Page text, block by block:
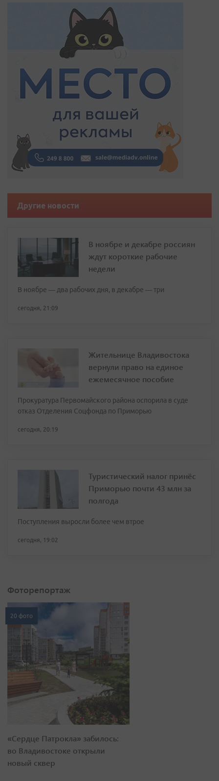
Другие новости
В ноябре и декабре россиян
ждут короткие рабочие
недели
В ноябре — два рабочих дня, в декабре — три
сегодня, 21:09
Жительнице Владивостока
вернули право на единое
ежемесячное пособие
Прокуратура Первомайского района оспорила в суде
отказ Отделения Соцфонда по Приморью
сегодня, 20:19
Туристический налог принёс
Приморью почти 43 млн за
полгода
Поступления выросли более чем втрое
сегодня, 19:02
Фоторепортаж
20 фото
«Сердце Патрокла» забилось:
во Владивостоке открыли
новый сквер